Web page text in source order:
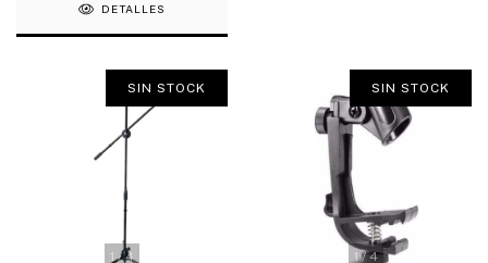
DETALLES
1/4
SIN STOCK
1/4
SIN STOCK